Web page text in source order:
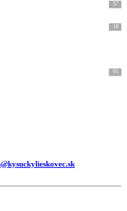
57
18
95